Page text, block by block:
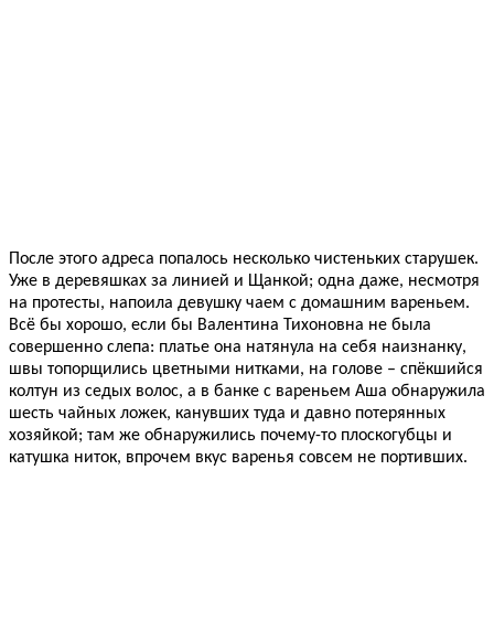
После этого адреса попалось несколько чистеньких старушек.
Уже в деревяшках за линией и Щанкой; одна даже, несмотря
на протесты, напоила девушку чаем с домашним вареньем.
Всё бы хорошо, если бы Валентина Тихоновна не была
совершенно слепа: платье она натянула на себя наизнанку,
швы топорщились цветными нитками, на голове – спёкшийся
колтун из седых волос, а в банке с вареньем Аша обнаружила
шесть чайных ложек, канувших туда и давно потерянных
хозяйкой; там же обнаружились почему-то плоскогубцы и
катушка ниток, впрочем вкус варенья совсем не портивших.